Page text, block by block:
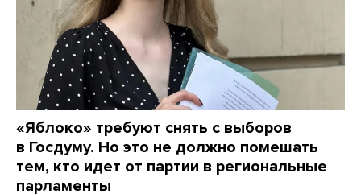
«Яблоко» требуют снять с выборов
в Госдуму. Но это не должно помешать
тем, кто идет от партии в региональные
парламенты